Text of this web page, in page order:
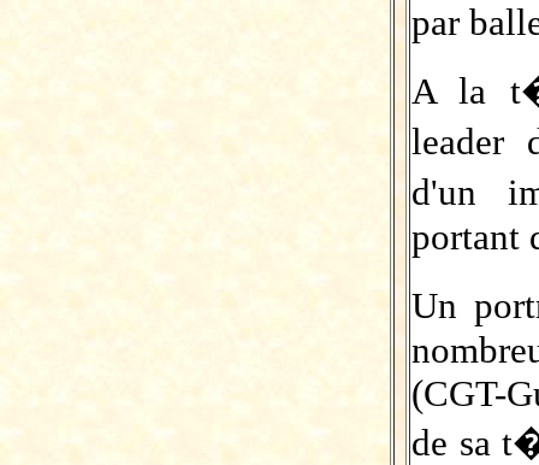
par
A la
leader
d'un
portant
Un
(CGT-
de sa